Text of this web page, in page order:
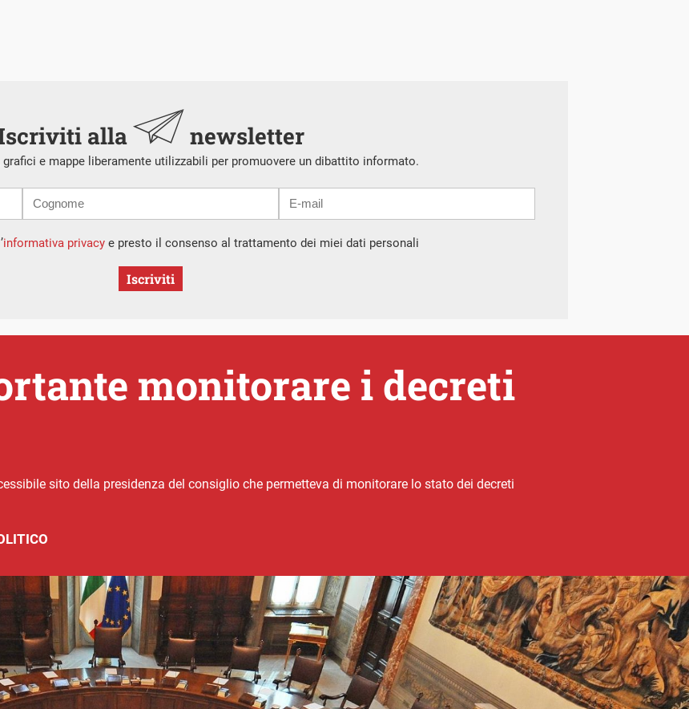
alla newsletter
grafici e mappe liberamente utilizzabili per promuovere un dibattito informato.
informativa privacye presto il consenso al trattamento dei miei dati personali
Iscriviti
monitorare i decreti
sito della presidenza del consiglio che permetteva di monitorare lo stato dei decreti